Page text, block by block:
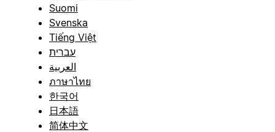
Suomi
Svenska
Tiếng Việt
עברית
العربية
ภาษาไทย
한국어
日本語
简体中文